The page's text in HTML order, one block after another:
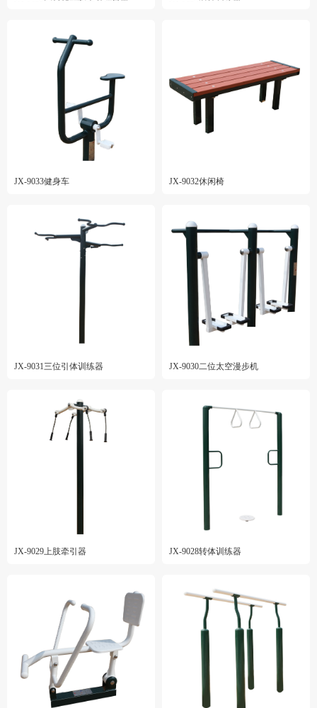
JX-9033健身车 JX-9032休闲椅
JX-9031三位引体训练器 JX-9030二位太空漫步机
JX-9029上肢牵引器 JX-9028转体训练器